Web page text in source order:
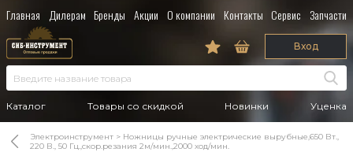
Главная Дилерам Бренды Акции О компании Контакты Сервис Запчасти
Каталог Товары со скидкой Новинки Уценка
Вход
Электроинструмент
Ножницы ручные электрические вырубные,650 Вт.,
220 В., 50 Гц.,скор.резания 2м/мин.,2000 ход/мин.